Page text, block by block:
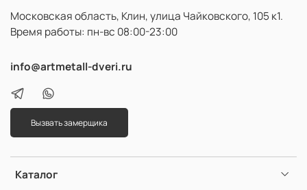
Каталог
Московская область, Клин, улица Чайковского, 105 к1.
Время работы: пн-вс 08:00-23:00
info@artmetall-dveri.ru
Вызвать замерщика